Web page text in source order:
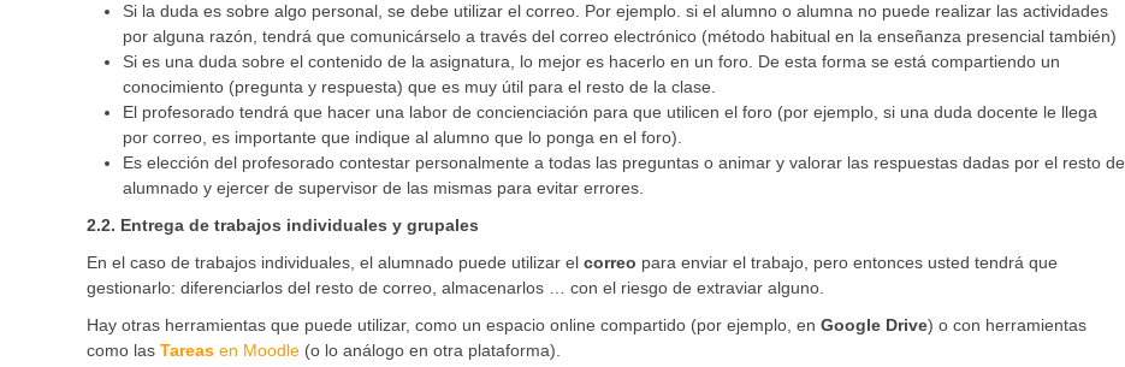
Si la duda es sobre algo personal, se debe utilizar el correo. Por ejemplo. si el alumno o alumna no puede realizar las actividades
por alguna razón, tendrá que comunicárselo a través del correo electrónico (método habitual en la enseñanza presencial también)
Si es una duda sobre el contenido de la asignatura, lo mejor es hacerlo en un foro. De esta forma se está compartiendo un
conocimiento (pregunta y respuesta) que es muy útil para el resto de la clase.
El profesorado tendrá que hacer una labor de concienciación para que utilicen el foro (por ejemplo, si una duda docente le llega
por correo, es importante que indique al alumno que lo ponga en el foro).
Es elección del profesorado contestar personalmente a todas las preguntas o animar y valorar las respuestas dadas por el resto de
alumnado y ejercer de supervisor de las mismas para evitar errores.
2.2. Entrega de trabajos individuales y grupales
En el caso de trabajos individuales, el alumnado puede utilizar el correo para enviar el trabajo, pero entonces usted tendrá que
gestionarlo: diferenciarlos del resto de correo, almacenarlos … con el riesgo de extraviar alguno.
Hay otras herramientas que puede utilizar, como un espacio online compartido (por ejemplo, en Google Drive) o con herramientas
como las Tareas en Moodle (o lo análogo en otra plataforma).